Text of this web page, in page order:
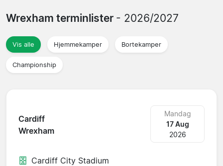
Wrexham terminlister - 2026/2027
Vis alle Hjemmekamper Bortekamper
Championship
Cardiff
Wrexham
Mandag
17 Aug
2026
Cardiff City Stadium